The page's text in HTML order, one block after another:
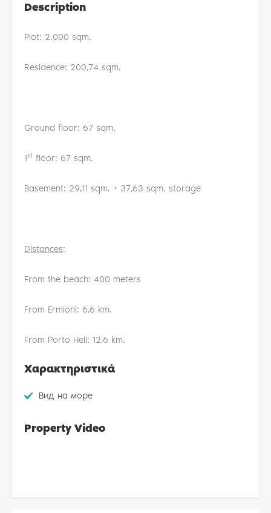
Description
Plot: 2.000 sqm.
Residence: 200,74 sqm.
Ground floor: 67 sqm.
1st floor: 67 sqm.
Basement: 29,11 sqm. + 37,63 sqm. storage
Distances:
From the beach: 400 meters
From Ermioni: 6,6 km.
From Porto Heli: 12,6 km.
Χαρακτηριστικά
Вид на море
Property Video